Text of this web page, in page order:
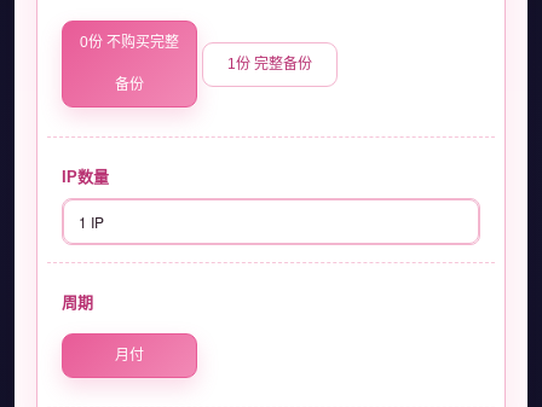
0份 不购买完整
备份
1份 完整备份
IP数量
1 IP
周期
月付